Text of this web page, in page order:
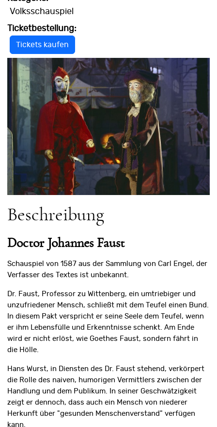
Volksschauspiel
Ticketbestellung:
Tickets kaufen
Beschreibung
Doctor Johannes Faust
Schauspiel von 1587 aus der Sammlung von Carl Engel, der
Verfasser des Textes ist unbekannt.
Dr. Faust, Professor zu Wittenberg, ein umtriebiger und
unzufriedener Mensch, schließt mit dem Teufel einen Bund.
In diesem Pakt verspricht er seine Seele dem Teufel, wenn
er ihm Lebensfülle und Erkenntnisse schenkt. Am Ende
wird er nicht erlöst, wie Goethes Faust, sondern fährt in
die Hölle.
Hans Wurst, in Diensten des Dr. Faust stehend, verkörpert
die Rolle des naiven, humorigen Vermittlers zwischen der
Handlung und dem Publikum. In seiner Geschwätzigkeit
zeigt er dennoch, dass auch ein Mensch von niederer
Herkunft über "gesunden Menschenverstand" verfügen
kann.